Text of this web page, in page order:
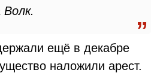
ещё в декабре
наложили арест.